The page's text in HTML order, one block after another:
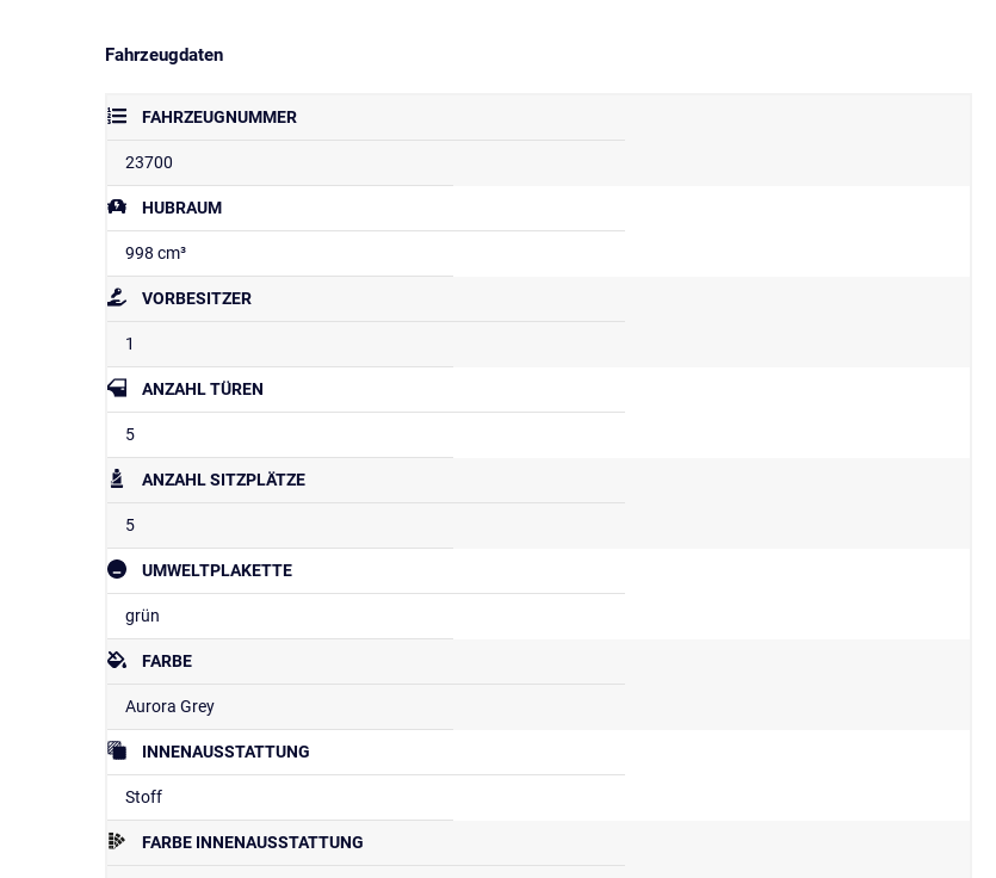
Fahrzeugdaten
FAHRZEUGNUMMER
23700
HUBRAUM
998 cm³
VORBESITZER
1
ANZAHL TÜREN
5
ANZAHL SITZPLÄTZE
5
UMWELTPLAKETTE
grün
FARBE
Aurora Grey
INNENAUSSTATTUNG
Stoff
FARBE INNENAUSSTATTUNG